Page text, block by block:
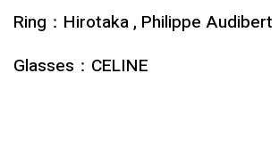
Ring：Hirotaka , Philippe Audibert
Glasses：CELINE